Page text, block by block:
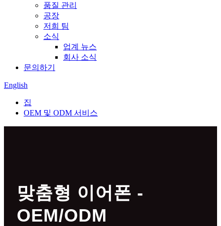
품질 관리
공장
저희 팀
소식
업계 뉴스
회사 소식
문의하기
English
집
OEM 및 ODM 서비스
맞춤형 이어폰 -
OEM/ODM